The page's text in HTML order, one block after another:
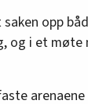
opp
og i et